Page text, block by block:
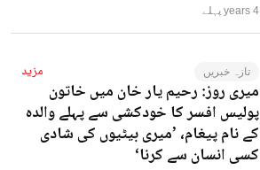
4 years پہلے
تازہ خبریں مزید
میری روز: رحیم یار خان میں خاتون
پولیس افسر کا خودکشی سے پہلے والدہ
کے نام پیغام، ’میری بیٹیوں کی شادی
کسی انسان سے کرنا‘